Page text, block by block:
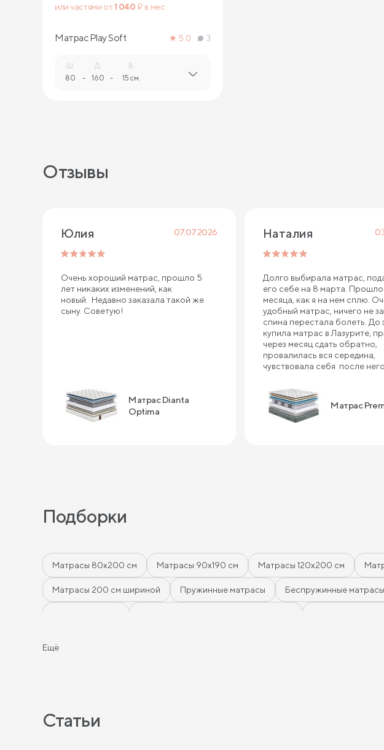
или частями от1 040 ₽ в мес.
Матрас Play Soft 5.0 3
Ш.
80 -
Д.
160 -
В.
15 см.
Отзывы
Юлия 07.07.2026
Очень хороший матрас, прошло 5
лет никаких изменений, как
новый. Недавно заказала такой же
сыну. Советую!
Матрас Dianta
Optima
Наталия
Долго выбирала матрас,
его себе на 8 марта. Прошло
месяца, как я на нем сплю.
удобный матрас, ничего не
спина перестала болеть. До
купила матрас в Лазурите,
через месяц сдать обратно,
провалилась вся середина,
чувствовала себя после него
спина, и плечи. Рекомендую
кампании Сонум к покупке,
пожалела ни дня . Спасибо
за крепкий сон!!!
Матрас
Подборки
Матрасы 80х200 см Матрасы 90х190 см Матрасы 120х200 см
Матрасы 200 см шириной Пружинные матрасы Беспружинные матрасы
Пружинные матрасы 80 см
Ещё
Статьи